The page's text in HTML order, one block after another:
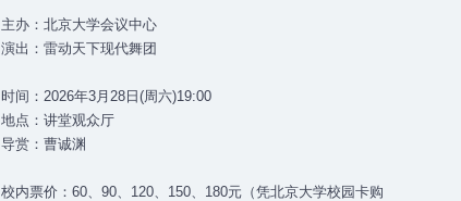
主办：北京大学会议中心
演出：雷动天下现代舞团
时间：2026年3月28日(周六)19:00
地点：讲堂观众厅
导赏：曹诚渊
校内票价：60、90、120、150、180元（凭北京大学校园卡购